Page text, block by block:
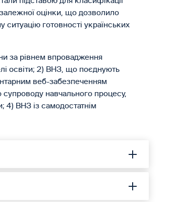
оцінки, що дозволило
ситуацію готовності українських
за рівнем впровадження
освіти; 2) ВНЗ, що поєднують
веб-забезпеченням
навчального процесу,
4) ВНЗ із самодостатнім